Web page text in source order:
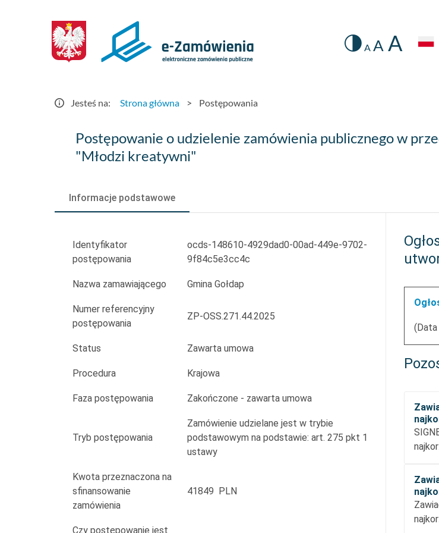
Postępowania
Zmiana
A A A
Jesteś na: Strona główna > Postępowania
Postępowanie
zamówienia
laptopów
ramach
projektu
kreatywni"
Postępowanie o udzielenie zamówienia publicznego w
"Młodzi kreatywni"
Informacje podstawowe
Identyfikator
postępowania
ocds-148610-4929dad0-00ad-449e-9702-
9f84c5e3cc4c
Nazwa zamawiającego Gmina Gołdap
Numer referencyjny
postępowania
ZP-OSS.271.44.2025
Status Zawarta umowa
Procedura Krajowa
Faza postępowania Zakończone - zawarta umowa
Tryb postępowania
Zamówienie udzielane jest w trybie
podstawowym na podstawie: art. 275 pkt 1
ustawy
Kwota przeznaczona na
sfinansowanie
zamówienia
41849 PLN
Czy postępowanie jest
(Data